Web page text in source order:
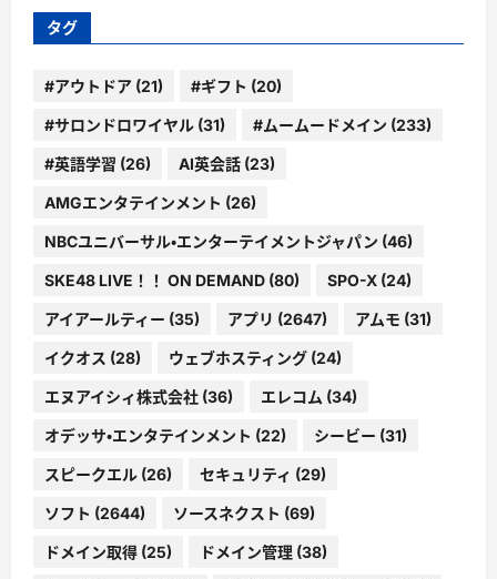
ー
タグ
#アウトドア (21) #ギフト (20)
#サロンドロワイヤル (31) #ムームードメイン (233)
#英語学習 (26) AI英会話 (23)
AMGエンタテインメント (26)
NBCユニバーサル・エンターテイメントジャパン (46)
SKE48 LIVE！！ ON DEMAND (80) SPO-X (24)
アイアールティー (35) アプリ (2647) アムモ (31)
イクオス (28) ウェブホスティング (24)
エヌアイシィ株式会社 (36) エレコム (34)
オデッサ・エンタテインメント (22) シービー (31)
スピークエル (26) セキュリティ (29)
ソフト (2644) ソースネクスト (69)
ドメイン取得 (25) ドメイン管理 (38)